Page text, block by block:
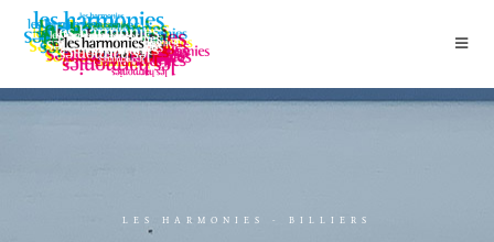
LES HARMONIES - BILLIERS